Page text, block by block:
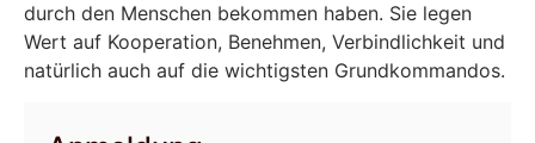
durch den Menschen bekommen haben. Sie legen
Wert auf Kooperation, Benehmen, Verbindlichkeit und
natürlich auch auf die wichtigsten Grundkommandos.